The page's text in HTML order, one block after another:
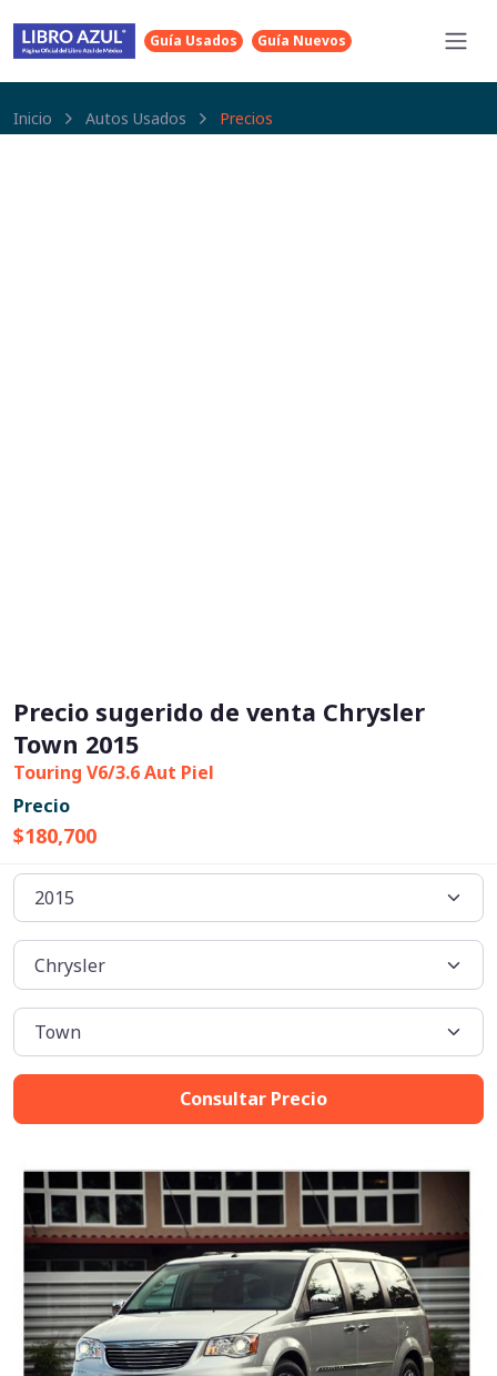
Guía Usados Guía Nuevos
Inicio Autos Usados Precios
Precio sugerido de venta Chrysler
Town 2015
Touring V6/3.6 Aut Piel
Precio
$180,700
Consultar Precio